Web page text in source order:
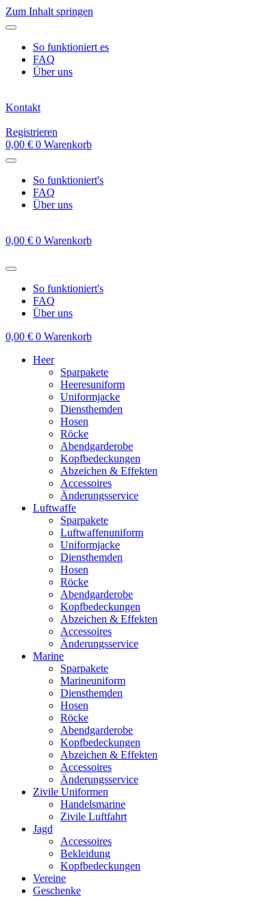
Zum Inhalt springen
So funktioniert es
FAQ
Über uns
Kontakt
Registrieren
0,00 € 0 Warenkorb
So funktioniert's
FAQ
Über uns
0,00 € 0 Warenkorb
So funktioniert's
FAQ
Über uns
0,00 € 0 Warenkorb
Heer
Sparpakete
Heeresuniform
Uniformjacke
Diensthemden
Hosen
Röcke
Abendgarderobe
Kopfbedeckungen
Abzeichen & Effekten
Accessoires
Änderungsservice
Luftwaffe
Sparpakete
Luftwaffenuniform
Uniformjacke
Diensthemden
Hosen
Röcke
Abendgarderobe
Kopfbedeckungen
Abzeichen & Effekten
Accessoires
Änderungsservice
Marine
Sparpakete
Marineuniform
Diensthemden
Hosen
Röcke
Abendgarderobe
Kopfbedeckungen
Abzeichen & Effekten
Accessoires
Änderungsservice
Zivile Uniformen
Handelsmarine
Zivile Luftfahrt
Jagd
Accessoires
Bekleidung
Kopfbedeckungen
Vereine
Geschenke